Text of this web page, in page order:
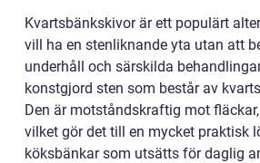
Kvartsbänkskivor är ett populärt
vill ha en stenliknande yta utan att
underhåll och särskilda
konstgjord sten som består av
Den är motståndskraftig mot
vilket gör det till en mycket praktisk
köksbänkar som utsätts för daglig